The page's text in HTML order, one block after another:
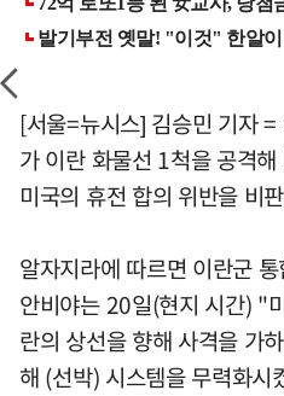
[서울=뉴시스] 김승민 기자
가 이란 화물선 1척을 공격
미국의 휴전 합의 위반을 비
알자지라에 따르면 이란군
안비야는 20일(현지 시간) "
란의 상선을 향해 사격을 가
해 (선박) 시스템을 무력화시